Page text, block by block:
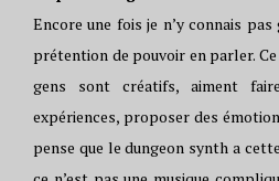
Encore une fois je n’y connais pas
prétention de pouvoir en parler. Ce
gens sont créatifs, aiment
expériences, proposer des
pense que le dungeon synth a